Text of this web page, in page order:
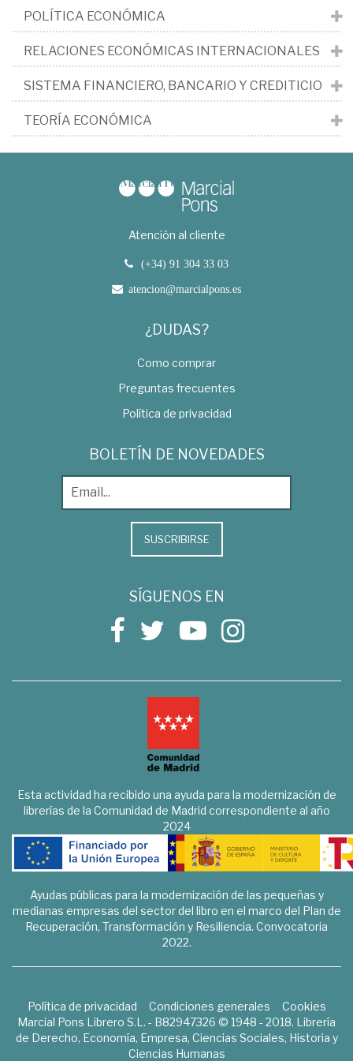
POLÍTICA ECONÓMICA
RELACIONES ECONÓMICAS INTERNACIONALES
SISTEMA FINANCIERO, BANCARIO Y CREDITICIO
TEORÍA ECONÓMICA
Atención al cliente
(+34) 91 304 33 03
atencion@marcialpons.es
¿DUDAS?
Como comprar
Preguntas frecuentes
Política de privacidad
BOLETÍN DE NOVEDADES
SUSCRIBIRSE
SÍGUENOS EN
Esta actividad ha recibido una ayuda para la modernización de
librerías de la Comunidad de Madrid correspondiente al año
2024
Ayudas públicas para la modernización de las pequeñas y
medianas empresas del sector del libro en el marco del Plan de
Recuperación, Transformación y Resiliencia. Convocatoria
2022.
Política de privacidad Condiciones generales
Cookies
Marcial Pons Librero S.L. - B82947326 © 1948 - 2018. Librería
de Derecho, Economía, Empresa, Ciencias Sociales, Historia y
Ciencias Humanas